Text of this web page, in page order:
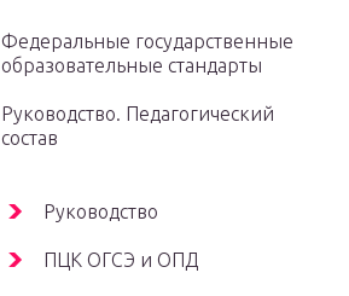
Федеральные государственные
образовательные стандарты
Руководство. Педагогический
состав
Руководство
ПЦК ОГСЭ и ОПД